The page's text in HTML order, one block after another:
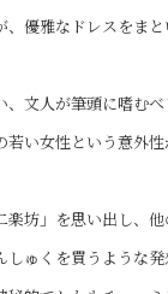
優雅なドレスをま
文人が筆頭に嗜む
若い女性という意外
坊」を思い出し、
ゅくを買うような発